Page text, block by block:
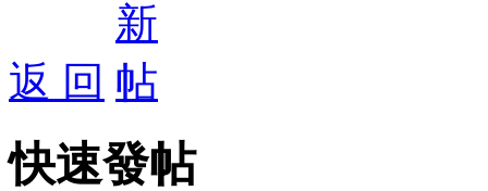
返 回
快速發帖